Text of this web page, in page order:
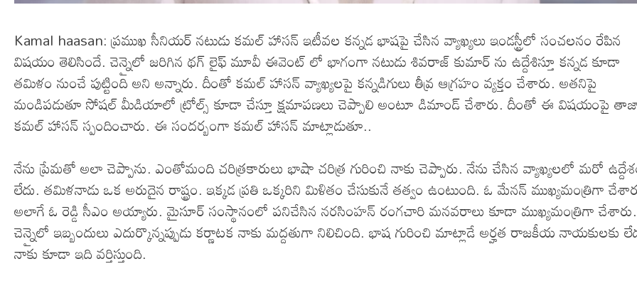
Kamal haasan: ప్రముఖ సీనియర్ నటుడు కమల్ హాసన్ ఇటీవల కన్నడ భాషపై చేసిన వ్యాఖ్యలు ఇండస్ట్రీలో సంచలనం రేపిన
విషయం తెలిసిందే. చెన్నైలో జరిగిన థగ్ లైఫ్ మూవీ ఈవెంట్ లో భాగంగా నటుడు శివరాజ్ కుమార్ ను ఉద్దేశిస్తూ కన్నడ కూడా
తమిళం నుంచే పుట్టింది అని అన్నారు. దీంతో కమల్ హాసన్ వ్యాఖ్యలపై కన్నడిగులు తీవ్ర ఆగ్రహం వ్యక్తం చేశారు. అతనిపై
మండిపడుతూ సోషల్ మీడియాలో ట్రోల్స్ కూడా చేస్తూ క్షమాపణలు చెప్పాలి అంటూ డిమాండ్ చేశారు. దీంతో ఈ విషయంపై
కమల్ హాసన్ స్పందించారు. ఈ సందర్బంగా కమల్ హాసన్ మాట్లాడుతూ..
నేను ప్రేమతో అలా చెప్పాను. ఎంతోమంది చరిత్రకారులు భాషా చరిత్ర గురించి నాకు చెప్పారు. నేను చేసిన వ్యాఖ్యలలో మరో
లేదు. తమిళనాడు ఒక అరుదైన రాష్ట్రం. ఇక్కడ ప్రతి ఒక్కరిని మిళితం చేసుకునే తత్వం ఉంటుంది. ఓ మేనన్ ముఖ్యమంత్రిగా
అలాగే ఓ రెడ్డి సీఎం అయ్యారు. మైసూర్ సంస్థానంలో పనిచేసిన నరసింహన్ రంగచారి మనవరాలు కూడా ముఖ్యమంత్రిగా చేశారు.
చెన్నైలో ఇబ్బందులు ఎదుర్కొన్నప్పుడు కర్ణాటక నాకు మద్దతుగా నిలిచింది. భాష గురించి మాట్లాడే అర్హత రాజకీయ నాయకులకు
నాకు కూడా ఇది వర్తిస్తుంది.